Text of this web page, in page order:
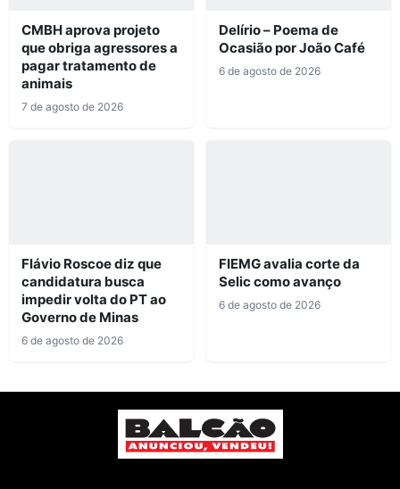
CMBH aprova projeto
que obriga agressores a
pagar tratamento de
animais
7 de agosto de 2026
Delírio – Poema de
Ocasião por João Café
6 de agosto de 2026
Flávio Roscoe diz que
candidatura busca
impedir volta do PT ao
Governo de Minas
6 de agosto de 2026
FIEMG avalia corte da
Selic como avanço
6 de agosto de 2026